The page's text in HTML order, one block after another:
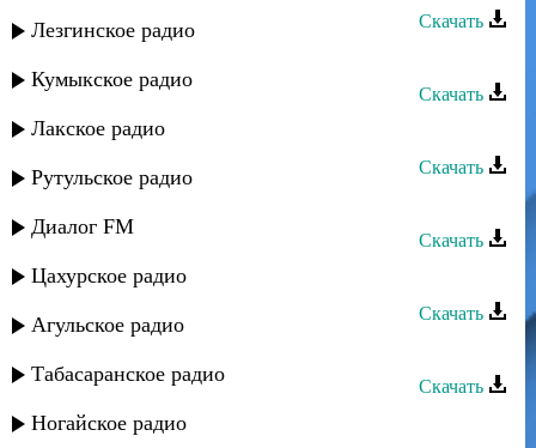
Лезгинское радио
Кумыкское радио
Лакское радио
Рутульское радио
Диалог FM
Цахурское радио
Агульское радио
Табасаранское радио
Ногайское радио
Скачать
Скачать
Микрах - Лезги Мани
Скачать
Скачать
Гатфар группа - Лезги Мани
Скачать
Скачать
Тарлан Мамедов - Маги дилбер